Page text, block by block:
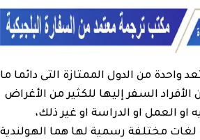
واحدة من الدول الممتازة التى دائما ما
السفر إليها للكثير من الأغراض
او العمل او الدراسة او غير ذلك،
لغات مختلفة رسمية لها هما الهولندية